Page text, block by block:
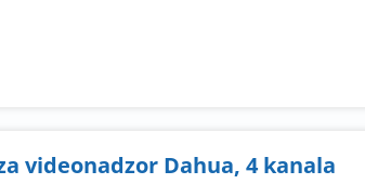
videonadzor Dahua, 4 kanala